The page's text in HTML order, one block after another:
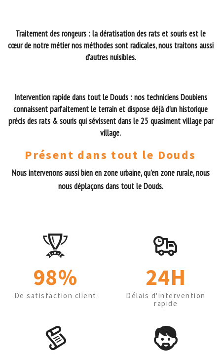
Traitement des rongeurs : la dératisation des rats et souris est le
cœur de notre métier nos méthodes sont radicales, nous traitons aussi
d'autres nuisibles.
Intervention rapide dans tout le Douds : nos techniciens Doubiens
connaissent parfaitement le terrain et dispose déjà d’un historique
précis des rats & souris qui sévissent dans le 25 quasiment village par
village.
Présent dans tout le Douds
Nous intervenons aussi bien en zone urbaine, qu’en zone rurale, nous
nous déplaçons dans tout le Douds.
98%
De satisfaction client
24H
Délais d'intervention
rapide